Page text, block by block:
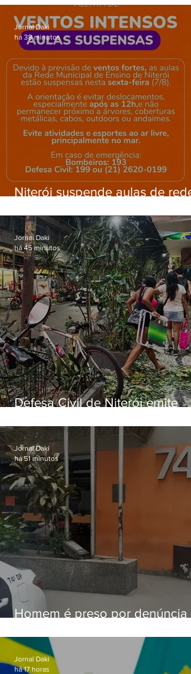
Gardênia Azul
Niterói suspende aulas de rede
ventos fortes nesta sexta (7)
Jornal Daki
há 38 minutos
Defesa Civil de Niterói emite
sexta-feira (07)
Jornal Daki
há 45 minutos
Homem é preso por denúncia
Alcântara
Jornal Daki
há 51 minutos
Jornal Daki
há 17 horas